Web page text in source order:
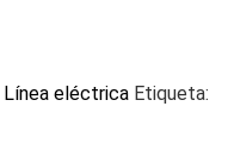
Línea eléctrica Etiqueta: